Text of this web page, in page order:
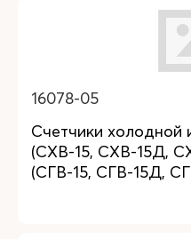
16078-05
Счетчики
(СХВ-15, СХВ-15Д,
(СГВ-15, СГВ-15Д,